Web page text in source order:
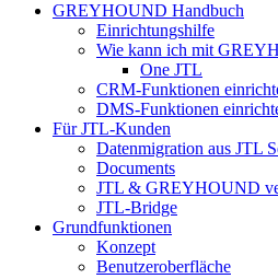
GREYHOUND Handbuch
Einrichtungshilfe
Wie kann ich mit
One JTL
CRM-Funktionen
DMS-Funktionen
Für JTL-Kunden
Datenmigration aus JTL
Documents
JTL & GREYHOUND
JTL-Bridge
Grundfunktionen
Konzept
Benutzeroberfläche